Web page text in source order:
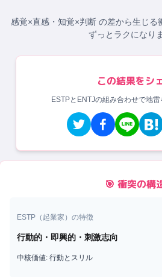
感覚×直感・知覚×判断 の差から生じる
ずっとラクになり
この結果をシ
ESTPとENTJの組み合わせで地
🎯 衝突の構
ESTP （ 起業家 ）の特徴
行動的・即興的・刺激志向
中核価値: 行動とスリル